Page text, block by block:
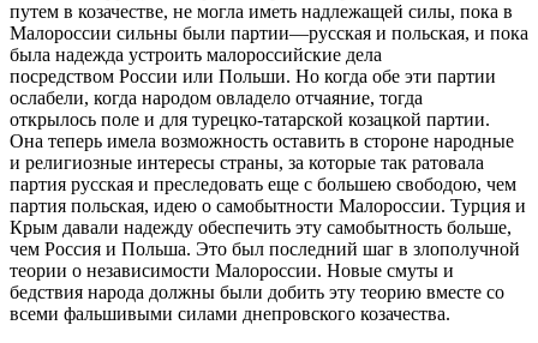
путем в козачестве, не могла иметь надлежащей силы, пока в
Малороссии сильны были партии—русская и польская, и пока
была надежда устроить малороссийские дела
посредством России или Польши. Но когда обе эти партии
ослабели, когда народом овладело отчаяние, тогда
открылось поле и для турецко-татарской козацкой партии.
Она теперь имела возможность оставить в стороне народные
и религиозные интересы страны, за которые так ратовала
партия русская и преследовать еще с большею свободою, чем
партия польская, идею о самобытности Малороссии. Турция и
Крым давали надежду обеспечить эту самобытность больше,
чем Россия и Польша. Это был последний шаг в злополучной
теории о независимости Малороссии. Новые смуты и
бедствия народа должны были добить эту теорию вместе со
всеми фальшивыми силами днепровского козачества.